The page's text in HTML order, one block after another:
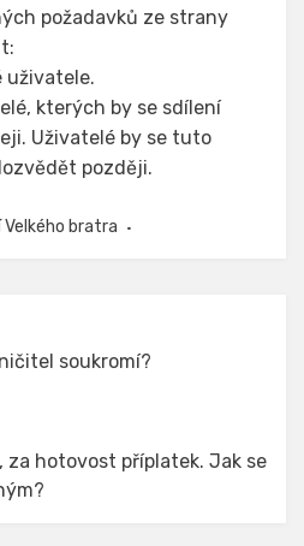
požadavků ze strany
uživatele.
kterých by se sdílení
Uživatelé by se tuto
později.
Velkého bratra
soukromí?
za hotovost příplatek. Jak se